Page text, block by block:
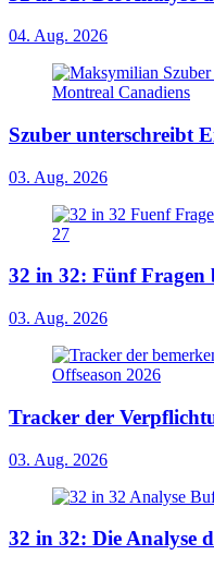
04. Aug. 2026
Szuber unterschreibt
03. Aug. 2026
32 in 32: Fünf Fragen
03. Aug. 2026
Tracker der
03. Aug. 2026
32 in 32: Die Analyse